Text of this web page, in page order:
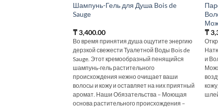
Шампунь-Гель для Душа Bois de
Sauge
₸3,400.00
Во время принятия душа ощутите энергию
дерзкой свежести Туалетной Воды Bois de
Sauge. Этот кремообразный пенящийся
шампунь-гель растительного
происхождения нежно очищает ваши
волосы и кожу и оставляет на них приятный
аромат. Наши Обязательства – Моющая
основа растительного происхождения –
₸
и